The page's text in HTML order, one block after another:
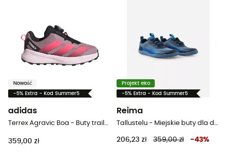
Nowość
-5% Extra - Kod Summer5
adidas
Terrex Agravic Boa - Buty trailowe dla dzieci
359,00 zł
Projekt eko
-5% Extra - Kod Summer5
Reima
Tallustelu - Miejskie buty dla dzieci
206,23 zł 359,00 zł -43%